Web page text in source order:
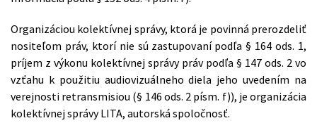
Organizáciou kolektívnej správy, ktorá je povinná prerozdeliť
nositeľom práv, ktorí nie sú zastupovaní podľa § 164 ods. 1,
príjem z výkonu kolektívnej správy práv podľa § 147 ods. 2 vo
vzťahu k použitiu audiovizuálneho diela jeho uvedením na
verejnosti retransmisiou (§ 146 ods. 2 písm. f)), je organizácia
kolektívnej správy LITA, autorská spoločnosť.